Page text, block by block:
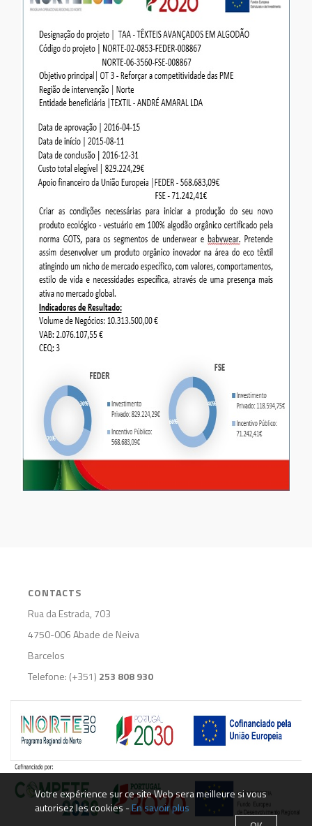
CONTACTS
Rua da Estrada, 703
4750-006 Abade de Neiva
Barcelos
Telefone: (+351) 253 808 930
PARLER DE NOUS (CÓPIA)
Votre expérience sur ce site Web sera meilleure si vous
autorisez les cookies -En savoir plus